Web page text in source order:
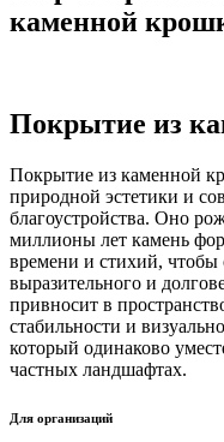
каменной
Покрытие из
Покрытие из каменной
природной эстетики и
благоустройства. Оно
миллионы лет камень
времени и стихий, чтобы
выразительного и
привносит в
стабильности и
который одинаково
частных ландшафтах.
Для организаций